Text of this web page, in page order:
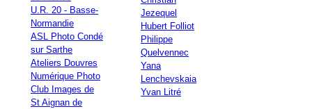
U.R. 20 - Basse-
Normandie
ASL Photo Condé
sur Sarthe
Ateliers Douvres
Numérique Photo
Club Images de
St Aignan de
Jezequel
Hubert Folliot
Philippe
Quelvennec
Yana
Lenchevskaia
Yvan Litré